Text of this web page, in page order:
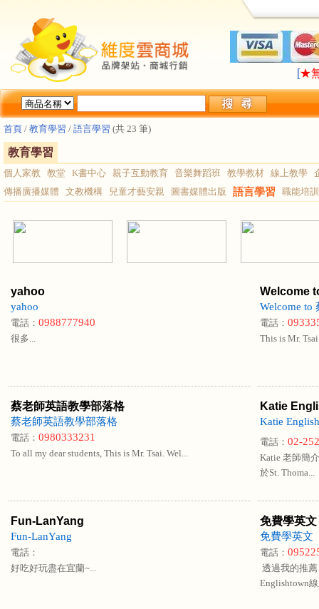
[★
首頁 / 教育學習 / 語言學習 (共 23 筆)
教育學習
個人家教 教堂 K書中心 親子互動教育 音樂舞蹈班 教學教材 線上教學
傳播廣播媒體
文教機構 兒童才藝安親 圖書媒體出版 語言學習 職能培訓
yahoo
yahoo
電話： 0988777940
很多...
Welcome
Welcome to
電話：
This is Mr.
蔡老師英語教學部落格
蔡老師英語教學部落格
電話： 0980333231
To all my dear students, This is Mr. Tsai. Wel...
Katie
Katie
電話： 02-
Katie 老師簡
於St. Thoma...
Fun-LanYang
Fun-LanYang
電話：
好吃好玩盡在宜蘭~...
免費學英文
免費學英文
電話：
透過我的推
Englishtown